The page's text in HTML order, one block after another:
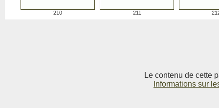
210 211
Le contenu de cette
Informations sur